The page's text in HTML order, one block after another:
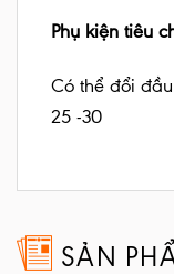
Phụ kiện tiêu
Có thể đổi
25 -30
SẢN